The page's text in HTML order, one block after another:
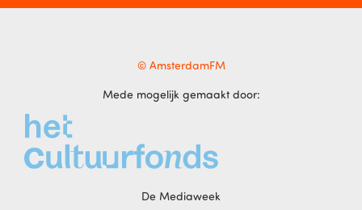
© AmsterdamFM
Mede mogelijk gemaakt door:
De Mediaweek